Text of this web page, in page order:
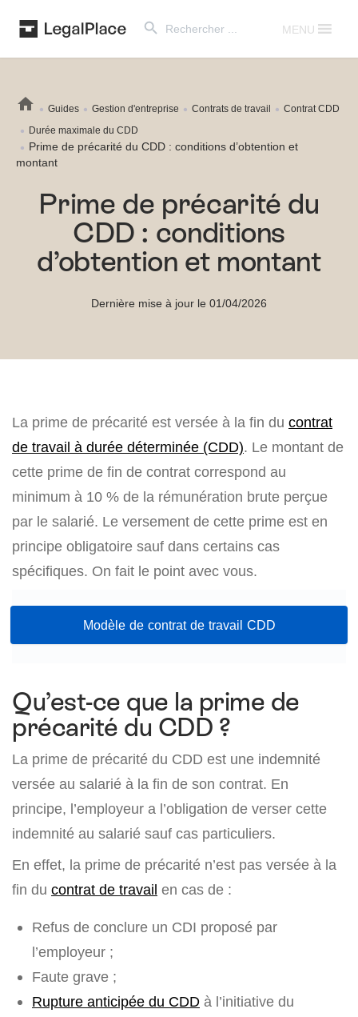
for:
MENU
Guides Gestion d'entreprise Contrats de travail
Contrat CDD
Durée maximale du CDD
Prime de précarité du CDD : conditions d’obtention et
montant
Prime de précarité du
CDD : conditions
d’obtention et montant
Dernière mise à jour le 01/04/2026
La prime de précarité est versée à la fin du contrat
de travail à durée déterminée (CDD). Le montant de
cette prime de fin de contrat correspond au
minimum à 10 % de la rémunération brute perçue
par le salarié. Le versement de cette prime est en
principe obligatoire sauf dans certains cas
spécifiques. On fait le point avec vous.
Modèle de contrat de travail CDD
Qu’est-ce que la prime de
précarité du CDD ?
La prime de précarité du CDD est une indemnité
versée au salarié à la fin de son contrat. En
principe, l’employeur a l’obligation de verser cette
indemnité au salarié sauf cas particuliers.
En effet, la prime de précarité n’est pas versée à la
fin du contrat de travail en cas de :
Refus de conclure un CDI proposé par
l’employeur ;
Faute grave ;
Rupture anticipée du CDD à l’initiative du